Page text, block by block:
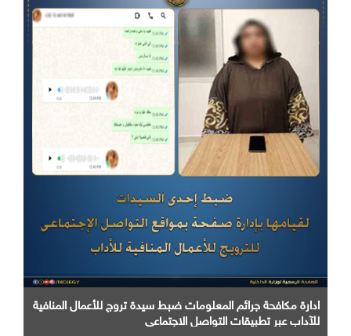
ادارة مكافحة جرائم المعلومات ضبط سيدة تروج للأعمال المنافية
للآداب عبر تطبيقات التواصل الاجتماعي